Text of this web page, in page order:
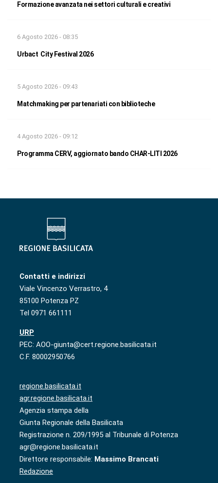
Formazione avanzata nei settori culturali e creativi
6 Agosto 2026 - 08:35
Urbact City Festival 2026
5 Agosto 2026 - 09:43
Matchmaking per partenariati con biblioteche
4 Agosto 2026 - 09:12
Programma CERV, aggiornato bando CHAR-LITI 2026
Contatti e indirizzi
Viale Vincenzo Verrastro, 4
85100 Potenza PZ
Tel 0971 661111
URP
PEC: AOO-giunta@cert.regione.basilicata.it
C.F. 80002950766
regione.basilicata.it
agr.regione.basilicata.it
Agenzia stampa della
Giunta Regionale della Basilicata
Registrazione n. 209/1995 al Tribunale di Potenza
agr@regione.basilicata.it
Direttore responsabile: Massimo Brancati
Redazione